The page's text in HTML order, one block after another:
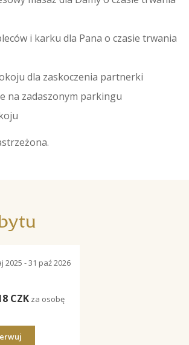
i karku dla Pana o czasie trwania
dla zaskoczenia partnerki​
na zadaszonym parkingu
2025 - 31 paź 2026
CZK za osobę